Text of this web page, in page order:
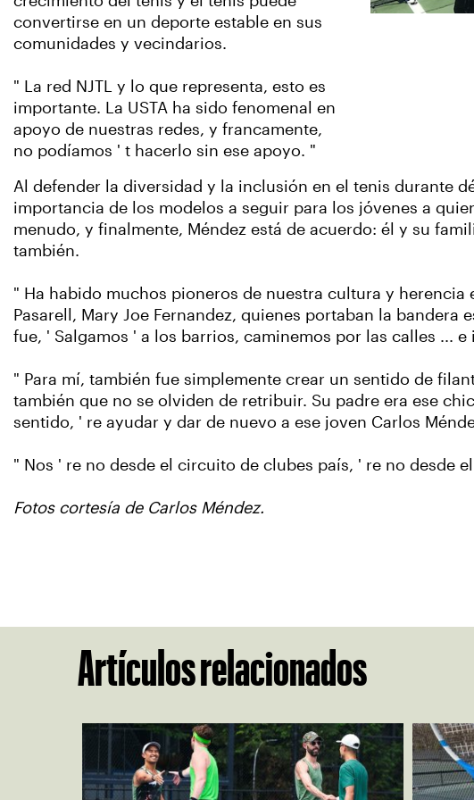
convertirse en un deporte estable en sus
comunidades y vecindarios.
" La red NJTL y lo que representa, esto es
importante. La USTA ha sido fenomenal en
apoyo de nuestras redes, y francamente,
no podíamos ' t hacerlo sin ese apoyo. "
Al defender la diversidad y la inclusión en el tenis durante
importancia de los modelos a seguir para los jóvenes a
menudo, y finalmente, Méndez está de acuerdo: él y su
también.
" Ha habido muchos pioneros de nuestra cultura y herencia
Pasarell, Mary Joe Fernandez, quienes portaban la
fue, ' Salgamos ' a los barrios, caminemos por las calles ...
" Para mí, también fue simplemente crear un sentido de
también que no se olviden de retribuir. Su padre era ese
sentido, ' re ayudar y dar de nuevo a ese joven Carlos
" Nos ' re no desde el circuito de clubes país, ' re no desde
Fotos cortesía de Carlos Méndez.
Artículos relacionados